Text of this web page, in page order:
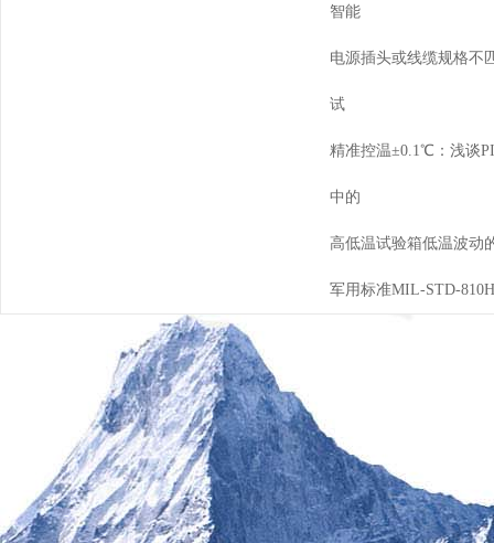
智能
电源插头或线缆规格
试
精准控温±0.1℃：浅谈
中的
高低温试验箱低温波动
军用标准MIL-STD-